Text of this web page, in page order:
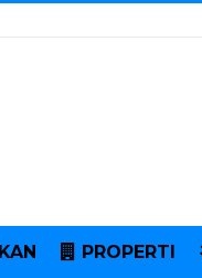
PROPERTI